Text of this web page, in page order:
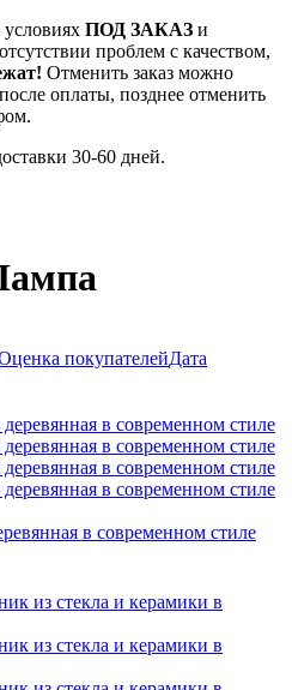
ПОД ЗАКАЗ и
проблем с качеством,
Отменить заказ можно
оплаты, позднее отменить
30-60 дней.
покупателейДата
в современном стиле